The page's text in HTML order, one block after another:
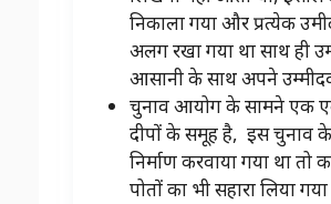
निकाला गया और प्रत्येक
अलग रखा गया था साथ ही
आसानी के साथ अपने
चुनाव आयोग के सामने एक
दीपों के समूह है, इस चुनाव के
निर्माण करवाया गया था
पोतों का भी सहारा लिया